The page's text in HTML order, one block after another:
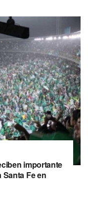
importante
Fe en